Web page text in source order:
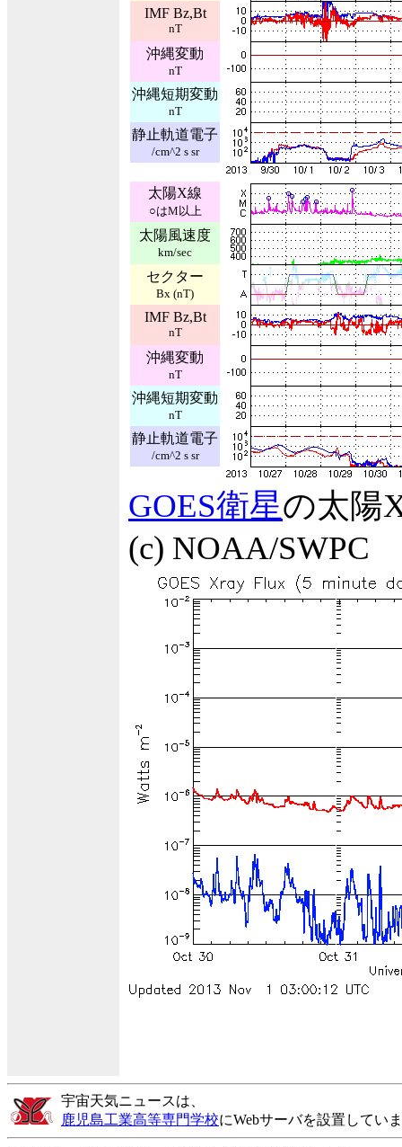
IMF Bz,Bt
nT
沖縄変動
nT
沖縄短期変動
nT
静止軌道電子
/cm^2 s sr
太陽X線
○はM以上
太陽風速度
km/sec
セクター
Bx (nT)
IMF Bz,Bt
nT
沖縄変動
nT
沖縄短期変動
nT
静止軌道電子
/cm^2 s sr
GOES衛星の太陽
(c) NOAA/SWPC
宇宙天気ニュースは、
鹿児島工業高等専門学校にWebサーバを設置してい